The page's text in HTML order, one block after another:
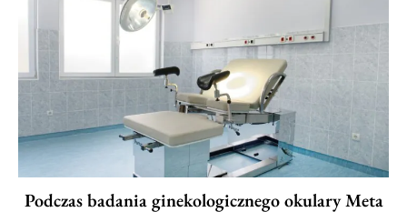
Podczas badania ginekologicznego okulary Meta